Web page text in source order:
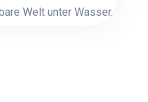
Welt unter Wasser.